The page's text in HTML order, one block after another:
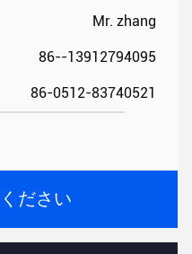
Mr. zhang
86--13912794095
86-0512-83740521
ださい